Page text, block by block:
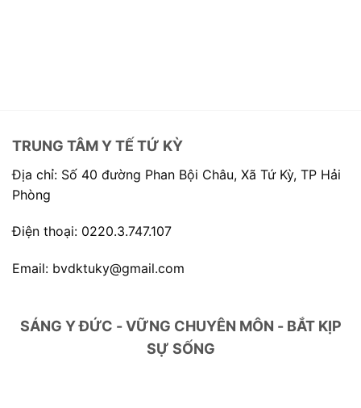
TRUNG TÂM Y TẾ TỨ KỲ
Địa chỉ: Số 40 đường Phan Bội Châu, Xã Tứ Kỳ, TP Hải
Phòng
Điện thoại: 0220.3.747.107
Email: bvdktuky@gmail.com
SÁNG Y ĐỨC - VỮNG CHUYÊN MÔN - BẮT KỊP
SỰ SỐNG